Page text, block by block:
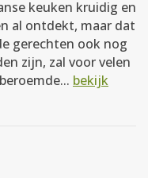
keuken kruidig en
al ontdekt, maar dat
gerechten ook nog
zijn, zal voor velen
bekijk